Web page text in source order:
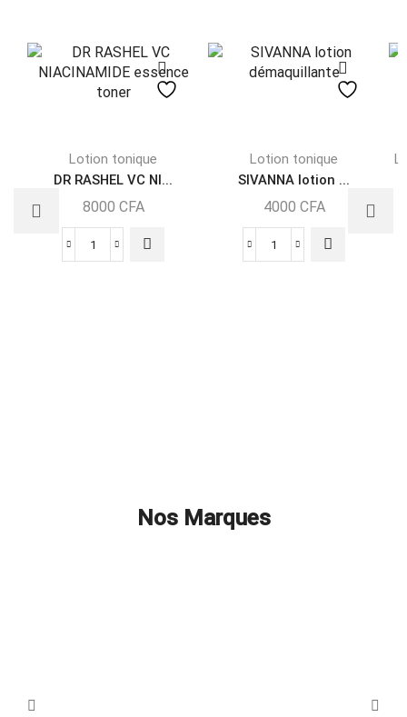
Lotion tonique
DR RASHEL VC NI...
8000 CFA
Lotion tonique
SIVANNA lotion ...
4000 CFA
Nos Marques